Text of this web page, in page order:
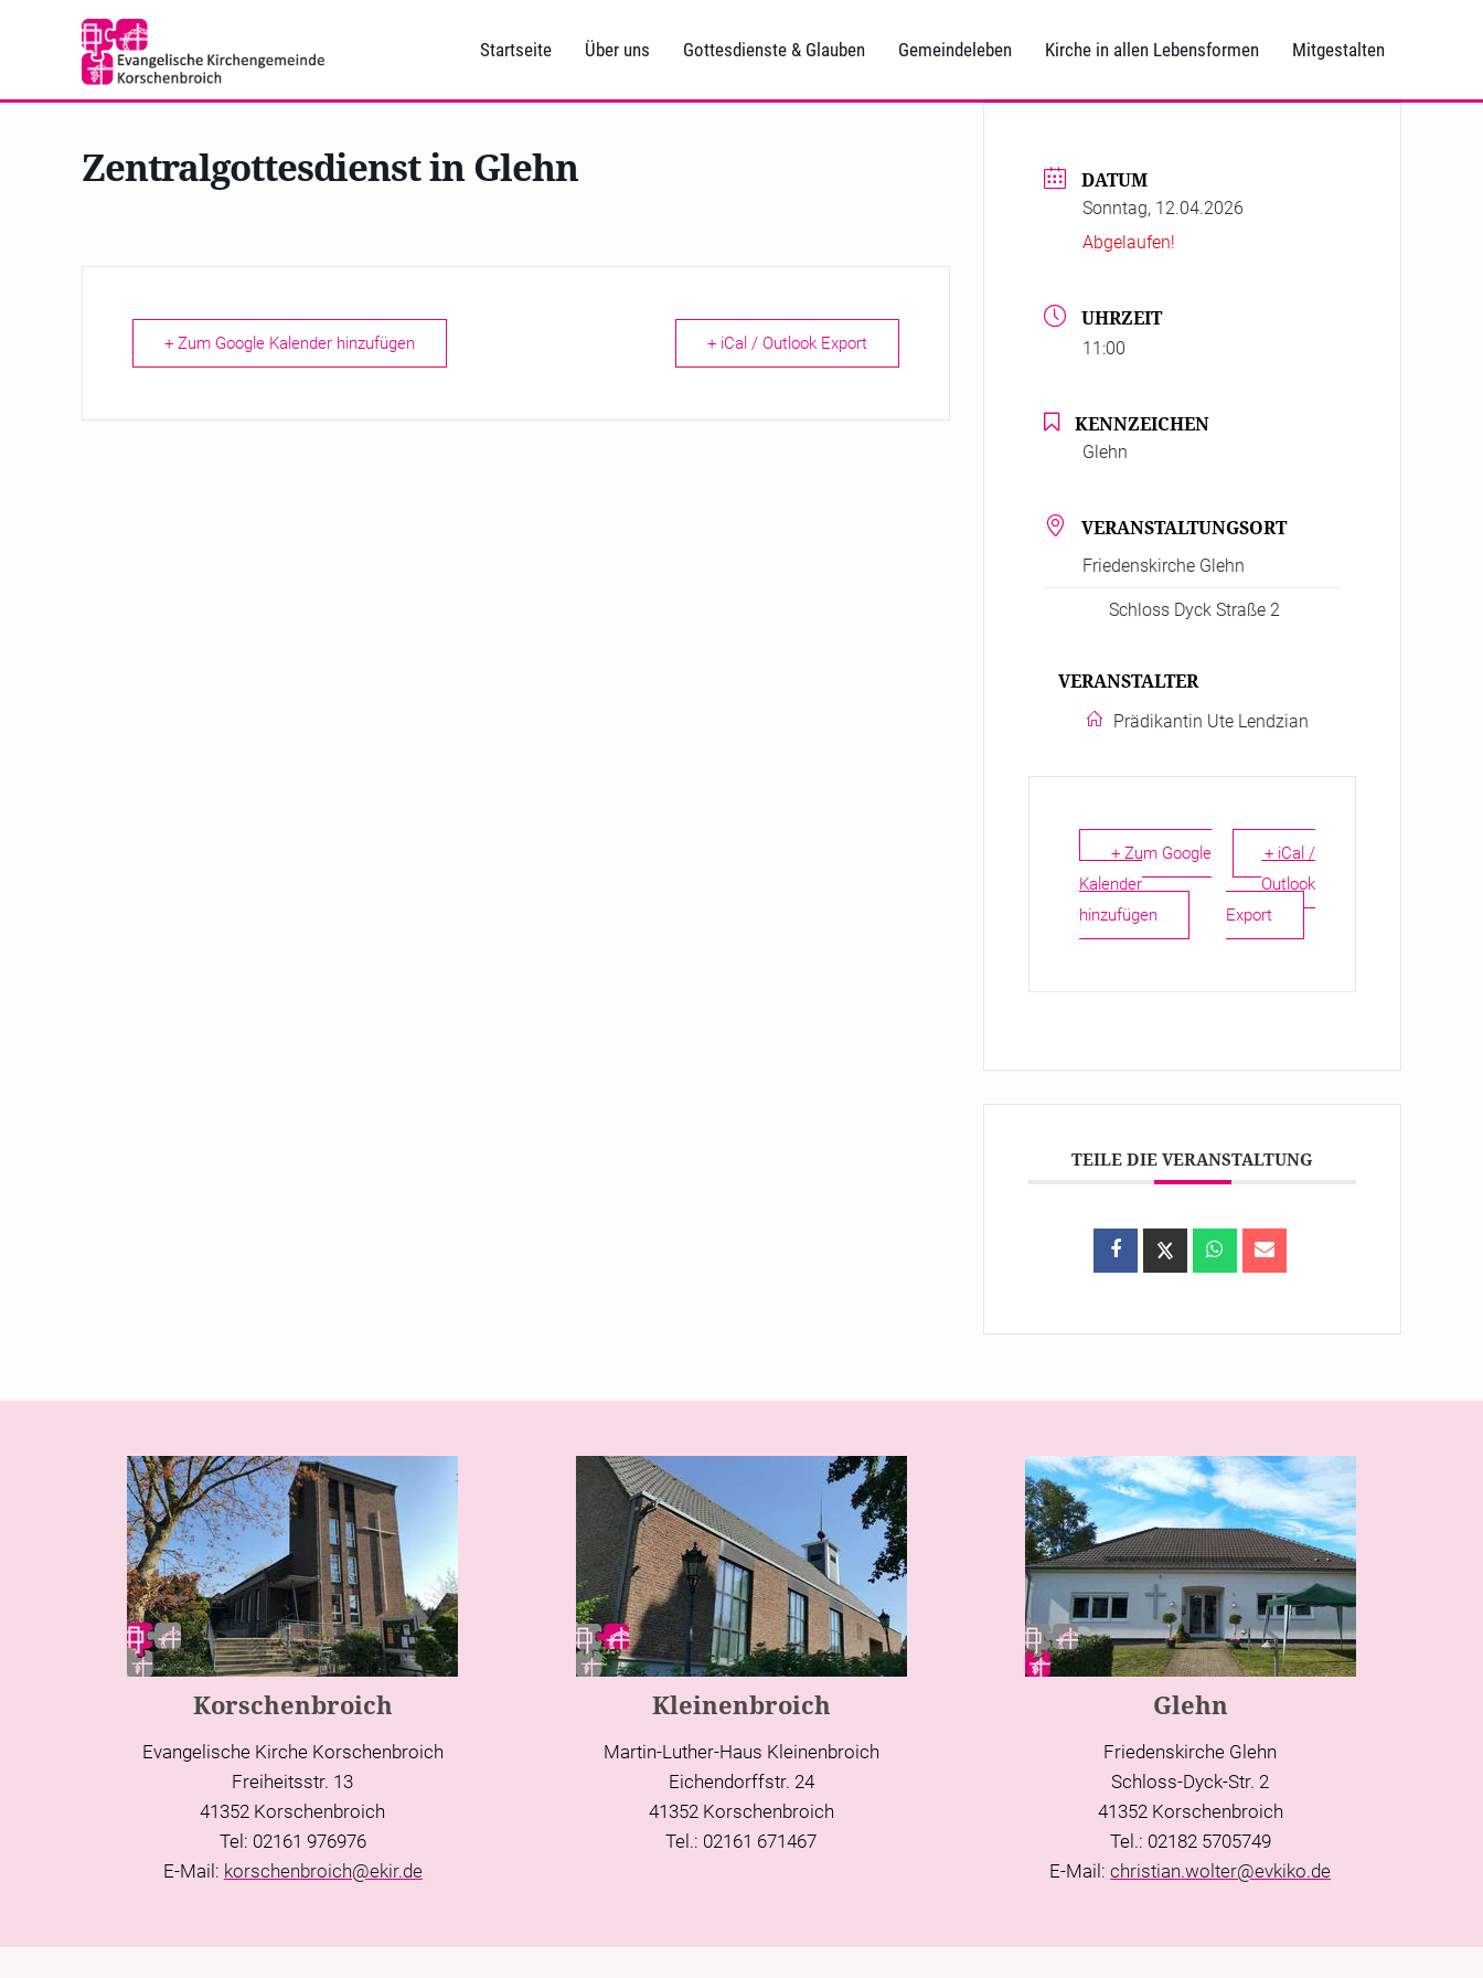
Startseite Über uns Gottesdienste & Glauben Gemeindeleben Kirche in allen Lebensformen Mitgestalten
Zentralgottesdienst in Glehn
+ Zum Google Kalender hinzufügen + iCal / Outlook Export
DATUM
Sonntag, 12.04.2026
Abgelaufen!
UHRZEIT
11:00
KENNZEICHEN
Glehn
VERANSTALTUNGSORT
Friedenskirche Glehn
Schloss Dyck Straße 2
VERANSTALTER
Prädikantin Ute Lendzian
+ Zum Google
Kalender
hinzufügen
+ iCal /
Outlook
Export
TEILE DIE VERANSTALTUNG
Korschenbroich
Evangelische Kirche Korschenbroich
Freiheitsstr. 13
41352 Korschenbroich
Tel: 02161 976976
E-Mail: korschenbroich@ekir.de
Kleinenbroich
Martin-Luther-Haus Kleinenbroich
Eichendorffstr. 24
41352 Korschenbroich
Tel.: 02161 671467
Glehn
Friedenskirche Glehn
Schloss-Dyck-Str. 2
41352 Korschenbroich
Tel.: 02182 5705749
E-Mail:christian.wolter@evkiko.de